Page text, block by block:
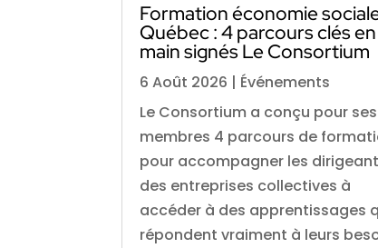
Formation économie
Québec : 4 parcours clés en
main signés Le Consortium
6 Août 2026 | Événements
Le Consortium a conçu pour ses
membres 4 parcours de
pour accompagner les
des entreprises collectives à
accéder à des apprentissages
répondent vraiment à leurs